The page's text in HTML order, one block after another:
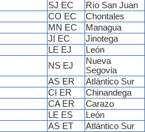
SJ EC Río San Juan
CO EC Chontales
MN EC Managua
JI EC Jinotega
LE EJ León
NS EJ
Nueva
Segovia
AS ER Atlántico Sur
CI ER Chinandega
CA ER Carazo
LE ES León
AS ET Atlántico Sur